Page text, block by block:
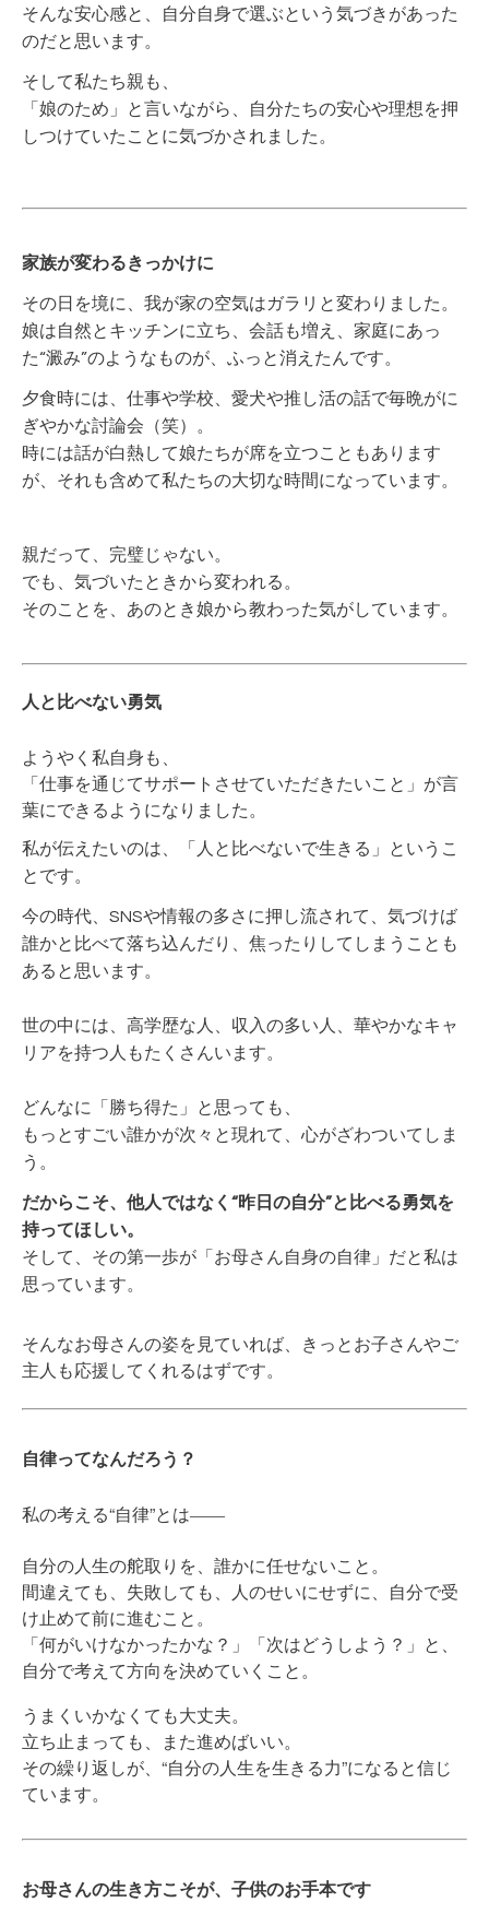
そんな安心感と、自分自身で選ぶという気づきがあった
のだと思います。
そして私たち親も、
「娘のため」と言いながら、自分たちの安心や理想を押
しつけていたことに気づかされました。
家族が変わるきっかけに
その日を境に、我が家の空気はガラリと変わりました。
娘は自然とキッチンに立ち、会話も増え、家庭にあっ
た“澱み”のようなものが、ふっと消えたんです。
夕食時には、仕事や学校、愛犬や推し活の話で毎晩がに
ぎやかな討論会（笑）。
時には話が白熱して娘たちが席を立つこともあります
が、それも含めて私たちの大切な時間になっています。
親だって、完璧じゃない。
でも、気づいたときから変われる。
そのことを、あのとき娘から教わった気がしています。
人と比べない勇気
ようやく私自身も、
「仕事を通じてサポートさせていただきたいこと」が言
葉にできるようになりました。
私が伝えたいのは、「人と比べないで生きる」というこ
とです。
今の時代、SNSや情報の多さに押し流されて、 気づけば
誰かと比べて落ち込んだり、焦ったりしてしまうことも
あると思います。
世の中には、高学歴な人、収入の多い人、華やかなキャ
リアを持つ人もたくさんいます。
どんなに「勝ち得た」と思っても、
もっとすごい誰かが次々と現れて、心がざわついてしま
う。
だからこそ、他人ではなく“昨日の自分”と比べる勇気を
持ってほしい。
そして、その第一歩が「お母さん自身の自律」だと私は
思っています。
そんなお母さんの姿を見ていれば、 きっとお子さんやご
主人も応援してくれるはずです。
自律ってなんだろう？
私の考える“自律”とは――
自分の人生の舵取りを、誰かに任せないこと。
間違えても、失敗しても、人のせいにせずに、自分で受
け止めて前に進むこと。
「何がいけなかったかな？」「次はどうしよう？」と、
自分で考えて方向を決めていくこと。
うまくいかなくても大丈夫。
立ち止まっても、また進めばいい。
その繰り返しが、“自分の人生を生きる力”になると信じ
ています。
お母さんの生き方こそが、子供のお手本です